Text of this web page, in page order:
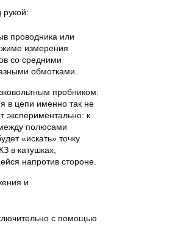
проводника или
измерения
со средними
обмотками.
пробником:
в цепи именно так не
экспериментально: к
полюсами
«искать» точку
в катушках,
напротив стороне.
и
с помощью